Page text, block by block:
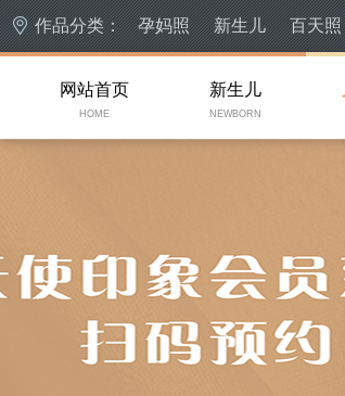
作品分类： 孕妈照 新生儿 百天照
网站首页
HOME
新生儿
NEWBORN